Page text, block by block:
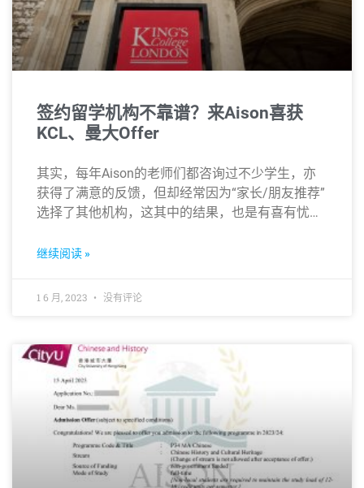
签约留学机构不靠谱？来Aison喜获
KCL、曼大Offer
其实，每年Aison的老师们都咨询过不少学生，亦
获得了满意的反馈，但却经常因为“家长/朋友推荐”
选择了其他机构，这其中的结果，也是有喜有忧…
继续阅读 »
1 6 月, 2023 没有评论